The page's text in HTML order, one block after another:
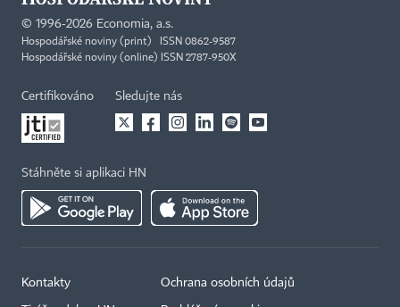
© 1996-2026 Economia, a.s.
Hospodářské noviny (print) ISSN 0862-9587
Hospodářské noviny (online) ISSN 2787-950X
Certifikováno Sledujte nás
Stáhněte si aplikaci HN
Kontakty Ochrana osobních údajů